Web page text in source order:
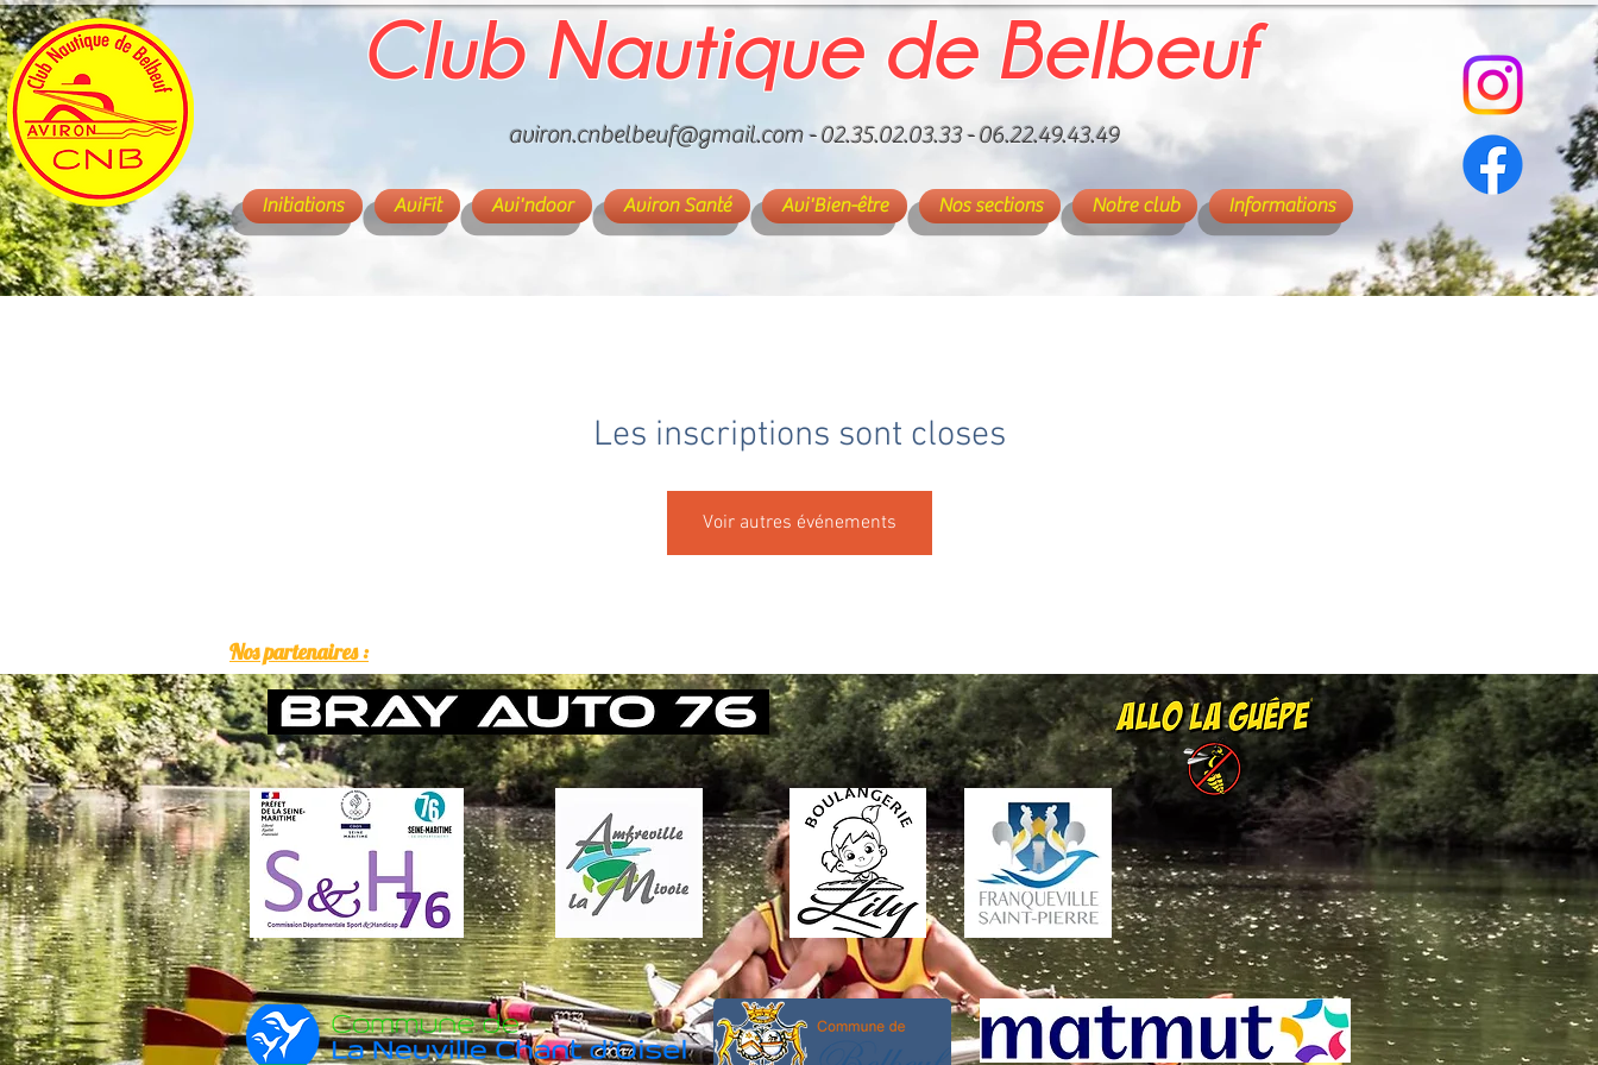
Club Nautique de Belbeuf
aviron.cnbelbeuf@gmail.com- 02.35.02.03.33 - 06.22.49.43.49
Initiations AviFit Avi'ndoor Aviron Santé Avi'Bien-être Nos sections Notre club Informations
Les inscriptions sont closes
Voir autres événements
Nos partenaires :